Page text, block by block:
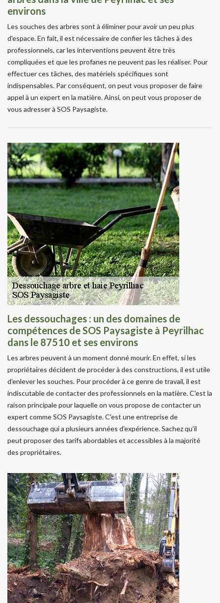
environs
Les souches des arbres sont à éliminer pour avoir un peu plus
d'espace. En fait, il est nécessaire de confier les tâches à des
professionnels, car les interventions peuvent être très
compliquées et que les profanes ne peuvent pas les réaliser. Pour
effectuer ces tâches, des matériels spécifiques sont
indispensables. Par conséquent, on peut vous proposer de faire
appel à un expert en la matière. Ainsi, on peut vous proposer de
vous adresser à SOS Paysagiste.
Les dessouchages : un des domaines de
compétences de SOS Paysagiste à Peyrilhac
dans le 87510 et ses environs
Les arbres peuvent à un moment donné mourir. En effet, si les
propriétaires décident de procéder à des constructions, il est utile
d'enlever les souches. Pour procéder à ce genre de travail, il est
indiscutable de contacter des professionnels en la matière. C'est la
raison principale pour laquelle on vous propose de contacter un
expert comme SOS Paysagiste. C'est une entreprise de
dessouchage qui a plusieurs années d'expérience. Sachez qu'il
peut proposer des tarifs abordables et accessibles à la majorité
des propriétaires.